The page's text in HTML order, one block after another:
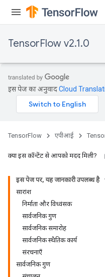
TensorFlow v2.1.0
इस पेज का अनुवादCloud
TensorFlow एपीआई
क्या इस कॉन्टेंट से आपको मदद मिली?
इस पेज पर, यह जानकारी उपलब्ध है
सारांश
निर्माता और विध्वंसक
सार्वजनिक गुण
सार्वजनिक समारोह
सार्वजनिक स्थैतिक कार्य
संरचनाएँ
सार्वजनिक गुण